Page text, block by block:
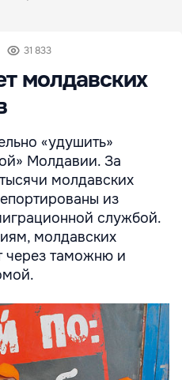
31 833
молдавских
«удушить»
Молдавии. За
молдавских
из
службой.
молдавских
через таможню и